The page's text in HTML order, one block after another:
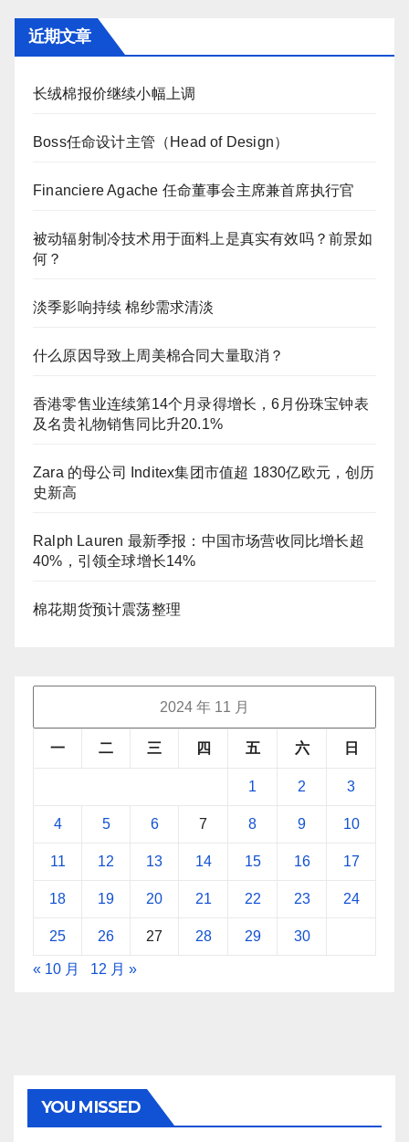
近期文章
长绒棉报价继续小幅上调
Boss任命设计主管（Head of Design）
Financiere Agache 任命董事会主席兼首席执行官
被动辐射制冷技术用于面料上是真实有效吗？前景如
何？
淡季影响持续 棉纱需求清淡
什么原因导致上周美棉合同大量取消？
香港零售业连续第14个月录得增长，6月份珠宝钟表
及名贵礼物销售同比升20.1%
Zara 的母公司 Inditex集团市值超 1830亿欧元，创历
史新高
Ralph Lauren 最新季报：中国市场营收同比增长超
40%，引领全球增长14%
棉花期货预计震荡整理
2024 年 11 月
一 二 三 四 五 六 日
1 2 3
4 5 6 7 8 9 10
11 12 13 14 15 16 17
18 19 20 21 22 23 24
25 26 27 28 29 30
« 10 月 12 月 »
YOU MISSED